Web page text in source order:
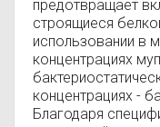
предотвращает
строящиеся
использовании в
концентрациях
концентрациях -
Благодаря